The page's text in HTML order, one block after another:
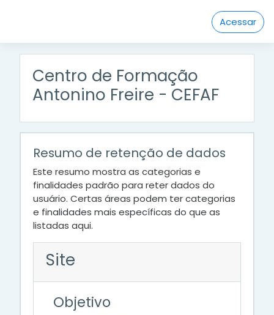
Acessar
Centro de Formação
Antonino Freire - CEFAF
Resumo de retenção de dados
Este resumo mostra as categorias e
finalidades padrão para reter dados do
usuário. Certas áreas podem ter categorias
e finalidades mais específicas do que as
listadas aqui.
Site
Objetivo